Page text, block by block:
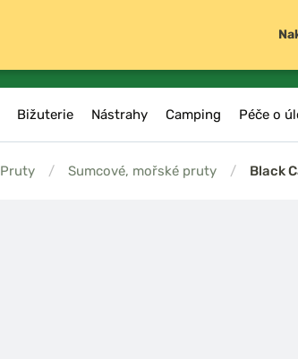
Bižuterie Nástrahy Camping Péče o
Pruty / Sumcové, mořské pruty / Black